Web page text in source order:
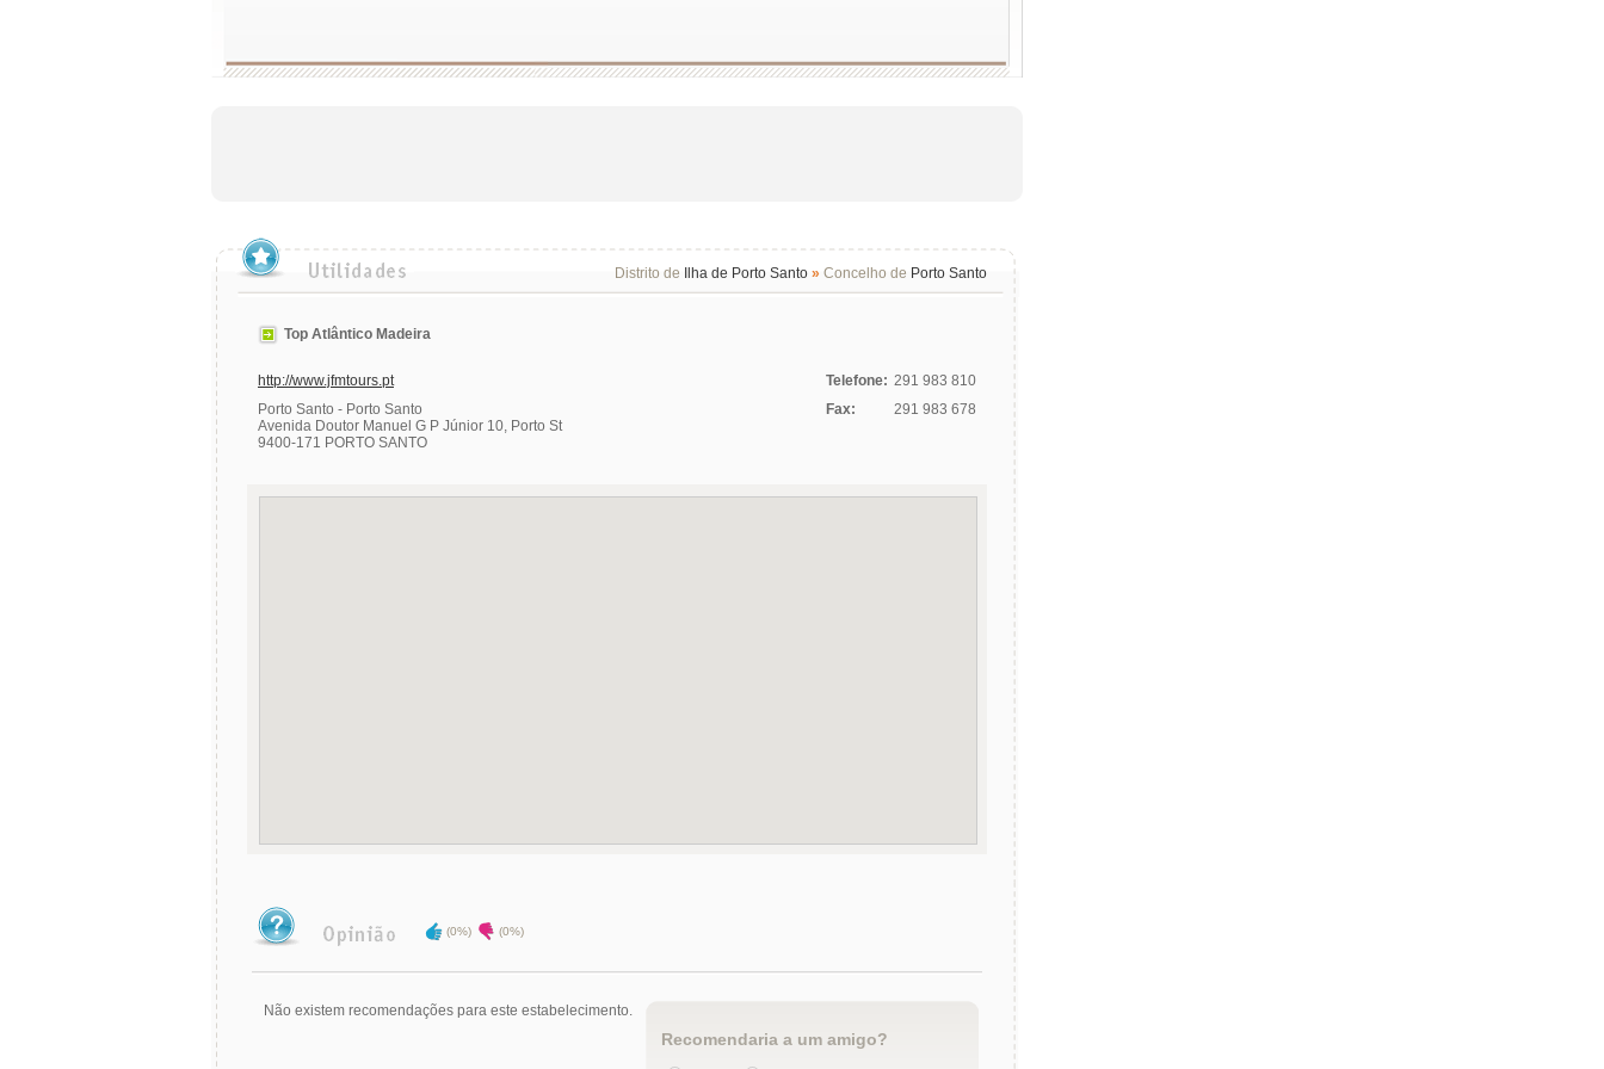
Distrito de Ilha de Porto Santo » Concelho de Porto Santo
Top Atlântico Madeira
http://www.jfmtours.pt
Porto Santo - Porto Santo
Avenida Doutor Manuel G P Júnior 10, Porto St
9400-171 PORTO SANTO
Telefone: 291 983 810
Fax:
291 983 678
(0%) (0%)
Não existem recomendações para este estabelecimento.
Recomendaria a um amigo?